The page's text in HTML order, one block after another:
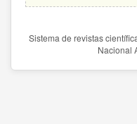
Sistema de revistas
Nacional